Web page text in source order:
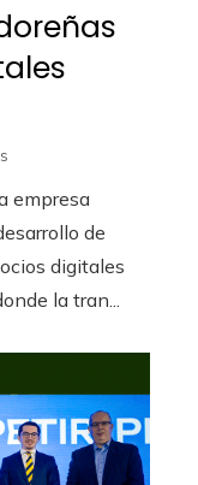
empresa
de
digitales
la tran...